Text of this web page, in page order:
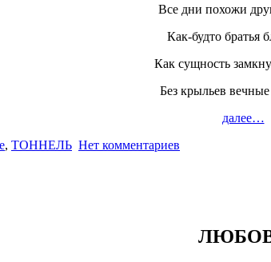
Все дни похожи
Как-будто братья
Как сущность
Без крыльев
далее…
, ТОННЕЛЬ Нет комментариев